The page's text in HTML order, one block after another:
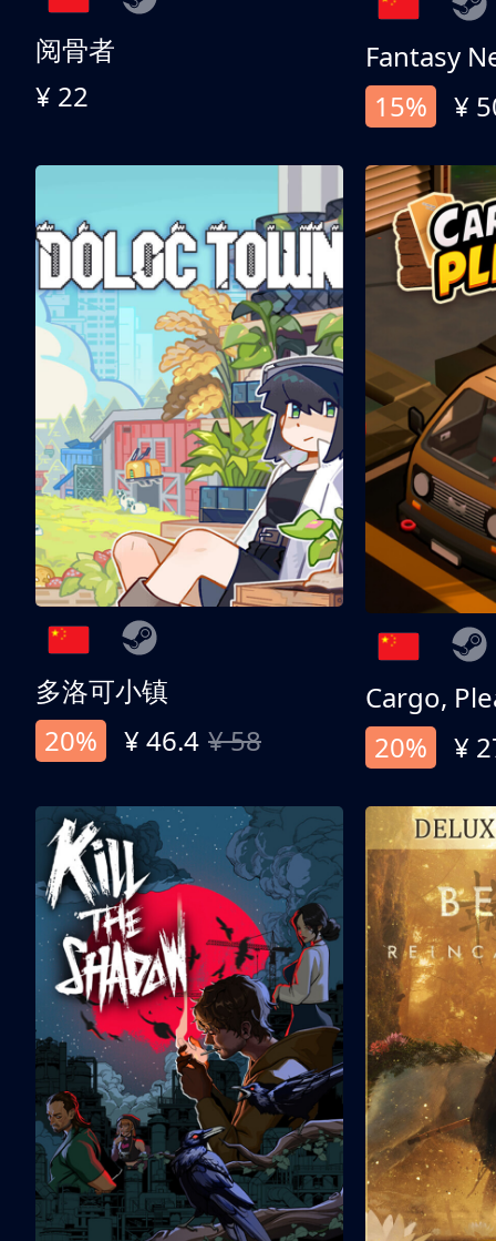
阅骨者
¥ 22
Fantasy
15%
¥
多洛可小镇
20%
¥ 46.4 ¥ 58
Cargo,
20%
¥